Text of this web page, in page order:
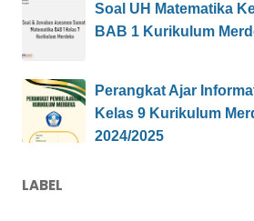
Soal UH Matematika
BAB 1 Kurikulum
Perangkat Ajar
Kelas 9 Kurikulum
2024/2025
LABEL